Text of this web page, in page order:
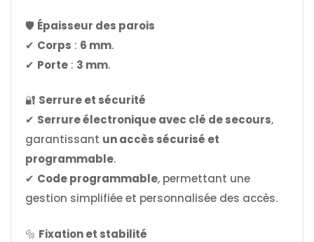
🛡 Épaisseur des parois
✔ Corps : 6 mm.
✔ Porte : 3 mm.
🔐 Serrure et sécurité
✔ Serrure électronique avec clé de secours,
garantissant un accès sécurisé et
programmable.
✔ Code programmable, permettant une
gestion simplifiée et personnalisée des accès.
🔩 Fixation et stabilité